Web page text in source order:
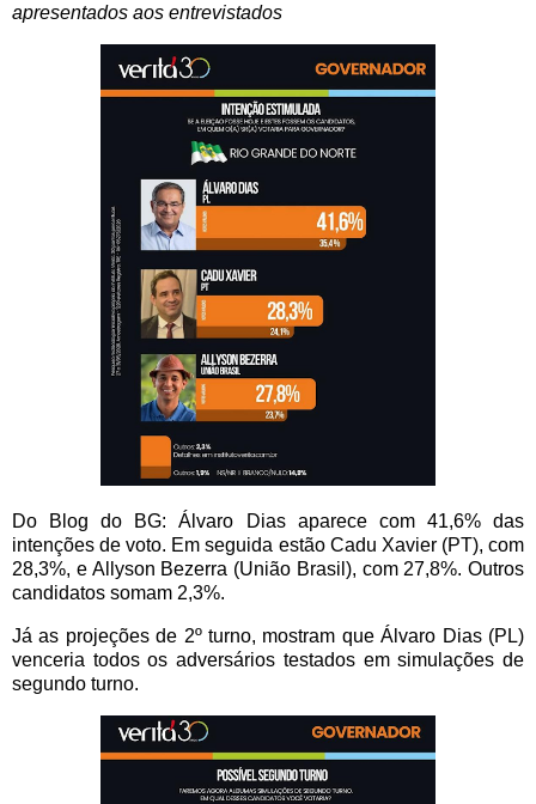
apresentados aos entrevistados
Do Blog do BG: Álvaro Dias aparece com 41,6% das
intenções de voto. Em seguida estão Cadu Xavier (PT), com
28,3%, e Allyson Bezerra (União Brasil), com 27,8%. Outros
candidatos somam 2,3%.
Já as projeções de 2º turno, mostram que Álvaro Dias (PL)
venceria todos os adversários testados em simulações de
segundo turno.